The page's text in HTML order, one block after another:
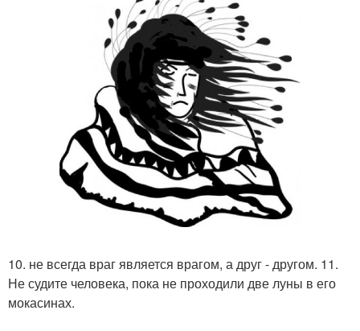
10. не всегда враг является врагом, а друг - другом. 11.
Не судите человека, пока не проходили две луны в его
мокасинах.